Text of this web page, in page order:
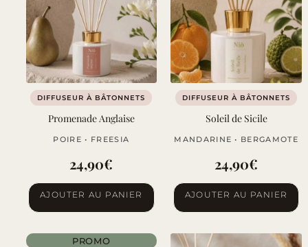
DIFFUSEUR À BÂTONNETS
Promenade Anglaise
POIRE • FREESIA
24,90€
AJOUTER AU PANIER
DIFFUSEUR À BÂTONNETS
Soleil de Sicile
MANDARINE • BERGAMOTE
24,90€
AJOUTER AU PANIER
PROMO